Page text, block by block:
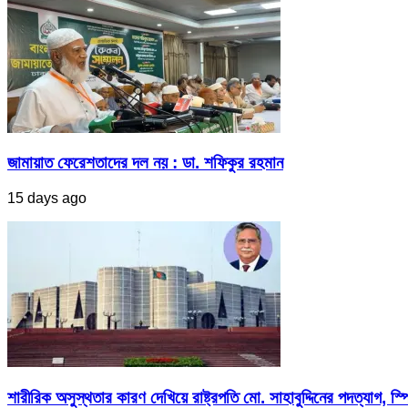
জামায়াত ফেরেশতাদের দল নয় : ডা. শফিকুর রহমান
15 days ago
শারীরিক অসুস্থতার কারণ দেখিয়ে রাষ্ট্রপতি মো. সাহাবুদ্দিনের পদত্যাগ,